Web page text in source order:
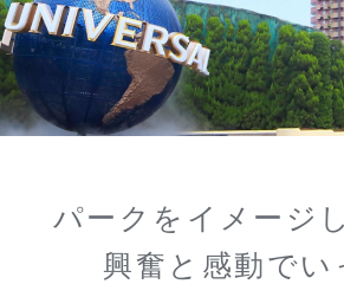
パークをイメージ
興奮と感動でい